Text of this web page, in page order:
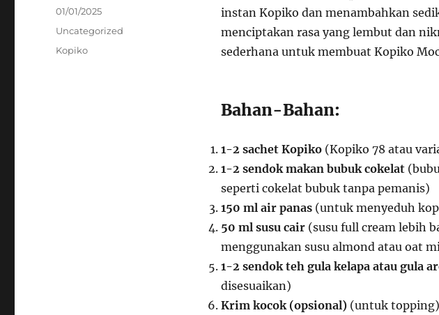
instan Kopiko dan menambahkan
menciptakan rasa yang lembut dan
sederhana untuk membuat Kopiko
Bahan-Bahan:
1-2 sachet Kopiko(Kopiko 78 atau
1-2 sendok makan bubuk cokelat
seperti cokelat bubuk tanpa pemanis)
150 ml air panas(untuk menyeduh
50 ml susu cair(susu full cream lebih
menggunakan susu almond atau oat
1-2 sendok teh gula kelapa atau gula
disesuaikan)
Krim kocok (opsional)(untuk topping)
Posted
01/01/2025
Categories
Uncategorized
Tags
Kopiko